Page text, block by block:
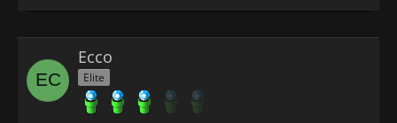
Ecco
Elite